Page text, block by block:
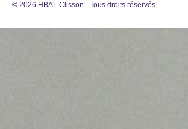
© 2026 HBAL Clisson - Tous droits réservés